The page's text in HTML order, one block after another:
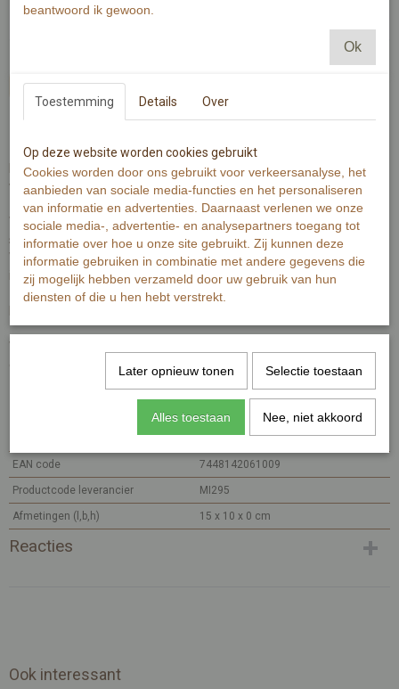
In winkelwagen
Heb jij ook zo'n lievelingsmok waar jij je thee uit drinkt? of zo'n glas
waar je het lekkerste wijn of water uit drinkt?
Wenskaart is gedrukt op 300 grams warmwit papier met zichtbaar
structuur.
Wenskaart bevat rechte hoeken. Op de achterzijde is minimale
informatie van de kaart zichtbaar.
Wenskaart bevat aan de voorzijde de tekst 'zoals jou is er maar
MI295-386
EAN code 7448142061009
Productcode leverancier MI295
Afmetingen (l,b,h) 15 x 10 x 0 cm
Reacties
Ook interessant
beantwoord ik gewoon.
Ok
Toestemming Details Over
Op deze website worden cookies gebruikt
Cookies worden door ons gebruikt voor verkeersanalyse, het
aanbieden van sociale media-functies en het personaliseren
van informatie en advertenties. Daarnaast verlenen we onze
sociale media-, advertentie- en analysepartners toegang tot
informatie over hoe u onze site gebruikt. Zij kunnen deze
informatie gebruiken in combinatie met andere gegevens die
zij mogelijk hebben verzameld door uw gebruik van hun
diensten of die u hen hebt verstrekt.
Later opnieuw tonen Selectie toestaan
Alles toestaan Nee, niet akkoord